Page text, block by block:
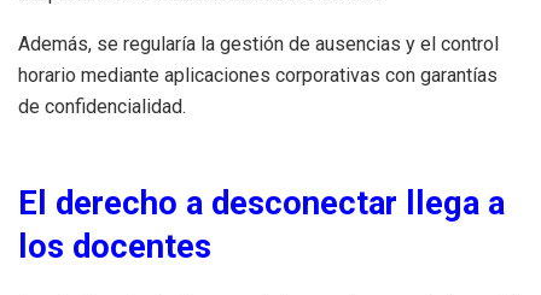
Además, se regularía la gestión de ausencias y el control
horario mediante aplicaciones corporativas con garantías
de confidencialidad.
El derecho a desconectar llega a
los docentes